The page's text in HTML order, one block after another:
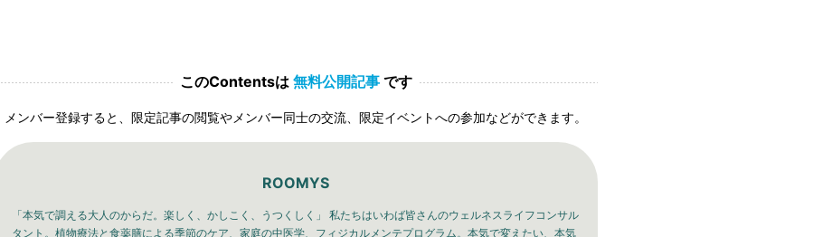
このContentsは 無料公開記事 です
メンバー登録すると、限定記事の閲覧やメンバー同士の交流、限定イベントへの参加などができます。
ROOMYS
「本気で調える大人のからだ。楽しく、かしこく、うつくしく」 私たちはいわば皆さんのウェルネスライフコンサル
タント。植物療法と食薬膳による季節のケア、家庭の中医学、フィジカルメンテプログラム。本気で変えたい、本気